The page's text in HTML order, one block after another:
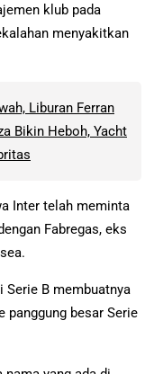
klub pada
menyakitkan
Liburan Ferran
Bikin Heboh, Yacht
Inter telah meminta
Fabregas, eks
Serie B membuatnya
panggung besar Serie